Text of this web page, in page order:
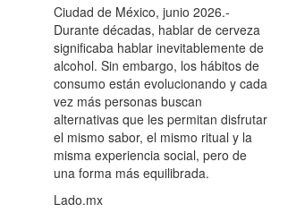
Ciudad de México, junio 2026.-
Durante décadas, hablar de cerveza
significaba hablar inevitablemente de
alcohol. Sin embargo, los hábitos de
consumo están evolucionando y cada
vez más personas buscan
alternativas que les permitan disfrutar
el mismo sabor, el mismo ritual y la
misma experiencia social, pero de
una forma más equilibrada.
Lado.mx